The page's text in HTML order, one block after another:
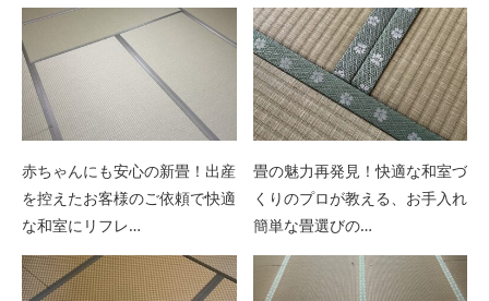
赤ちゃんにも安心の新畳！出産
を控えたお客様のご依頼で快適
な和室にリフレ…
畳の魅力再発見！快適な和室づ
くりのプロが教える、お手入れ
簡単な畳選びの…